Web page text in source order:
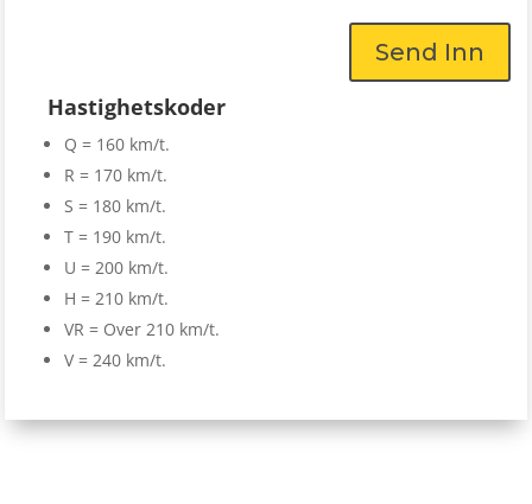
Send Inn
Hastighetskoder
Q = 160 km/t.
R = 170 km/t.
S = 180 km/t.
T = 190 km/t.
U = 200 km/t.
H = 210 km/t.
VR = Over 210 km/t.
V = 240 km/t.